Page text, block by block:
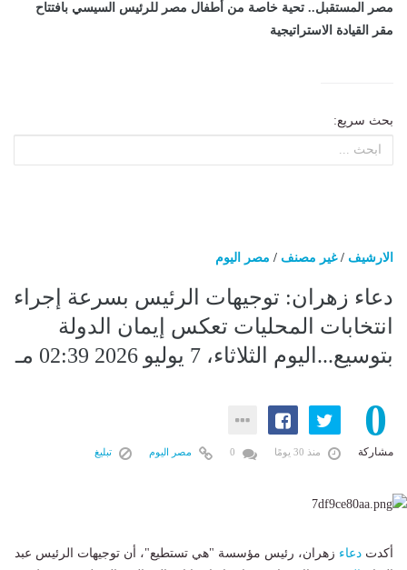
مصر المستقبل.. تحية خاصة من أطفال مصر للرئيس السيسي بافتتاح
مقر القيادة الاستراتيجية
بحث سريع:
الارشيف /غير مصنف / مصر اليوم
دعاء زهران: توجيهات الرئيس بسرعة إجراء
انتخابات المحليات تعكس إيمان الدولة
بتوسيع...اليوم الثلاثاء، 7 يوليو 2026 02:39 مـ
0
مشاركة منذ 30 يومًا مصر اليوم تبليغ
أكدت دعاء زهران، رئيس مؤسسة "هي تستطيع"، أن توجيهات الرئيس عبد